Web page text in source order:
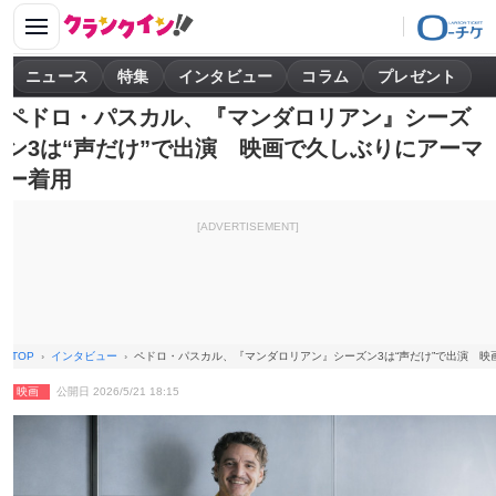
ニュース 特集 インタビュー コラム プレゼント
ペドロ・パスカル、『マンダロリアン』シーズ
ン3は“声だけ”で出演 映画で久しぶりにアーマ
ー着用
[ADVERTISEMENT]
TOP インタビュー ペドロ・パスカル、『マンダロリアン』シーズン3は“声だけ”で出演 映
映画 公開日 2026/5/21 18:15